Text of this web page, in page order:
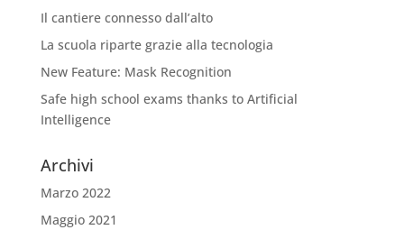
Il cantiere connesso dall’alto
La scuola riparte grazie alla tecnologia
New Feature: Mask Recognition
Safe high school exams thanks to Artificial
Intelligence
Archivi
Marzo 2022
Maggio 2021